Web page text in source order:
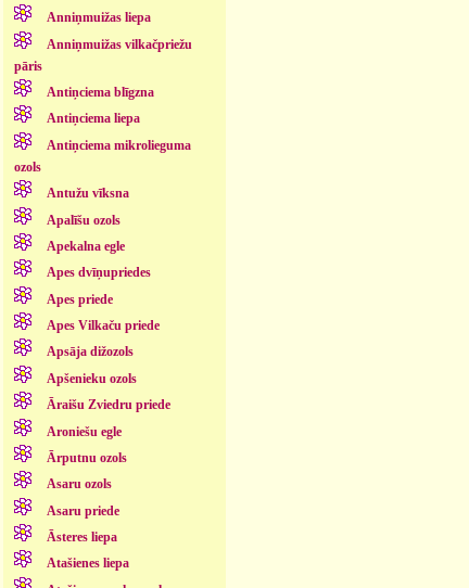
Anniņmuižas liepa
Anniņmuižas vilkačpriežu
pāris
Antiņciema blīgzna
Antiņciema liepa
Antiņciema mikrolieguma
ozols
Antužu vīksna
Apalīšu ozols
Apekalna egle
Apes dvīņupriedes
Apes priede
Apes Vilkaču priede
Apsāja dižozols
Apšenieku ozols
Āraišu Zviedru priede
Aroniešu egle
Ārputnu ozols
Asaru ozols
Asaru priede
Āsteres liepa
Atašienes liepa